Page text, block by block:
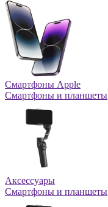
Смартфоны Apple
Смартфоны и планшеты
Аксессуары
Смартфоны и планшеты